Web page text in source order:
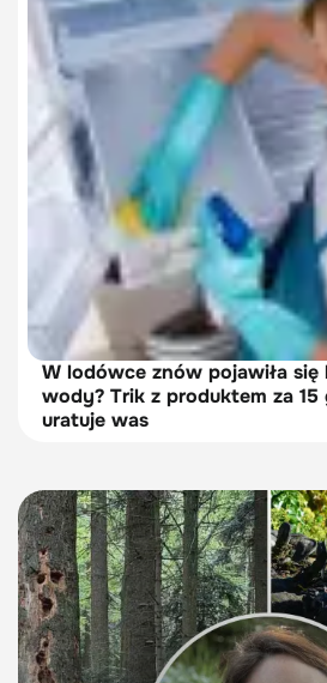
W lodówce znów pojawiła się
wody? Trik z produktem za 15
uratuje was